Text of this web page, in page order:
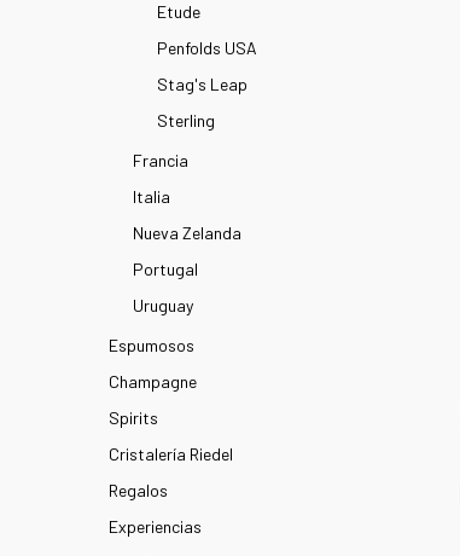
Etude
Penfolds USA
Stag's Leap
Sterling
Francia
Italia
Nueva Zelanda
Portugal
Uruguay
Espumosos
Champagne
Spirits
Cristalería Riedel
Regalos
Experiencias